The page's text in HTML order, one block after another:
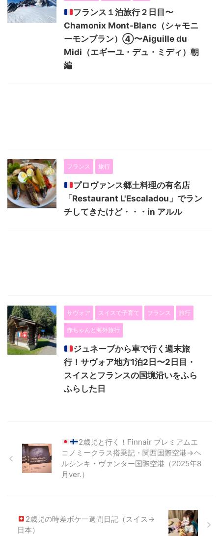
フランス１泊旅行２日目〜
Chamonix Mont-Blanc（シャモニ
ーモンブラン）④〜Aiguille du
Midi（エギーユ・デュ・ミディ）朝
編
フランス 旅行
プロヴァンス郷土料理の有名店
「Restaurant L'Escaladou」でラン
チしてきたけど・・・in アルル
サヴォア スイスで子育て フランス 旅行
赤ちゃんと海外旅行
ジュネーブから車で行く週末旅
行！サヴォア地方1泊2日〜2日目・
スイスとフランスの国境沿いをふら
ふらした日
2歳児と行く！Finnair プレミアムエ
コノミークラス搭乗記・関西国際空港→ヘ
ルシンキ・ヴァンター国際空港（2025年8
月ver.）
2歳児の時差ボケ一週間日記（スイス→
日本）